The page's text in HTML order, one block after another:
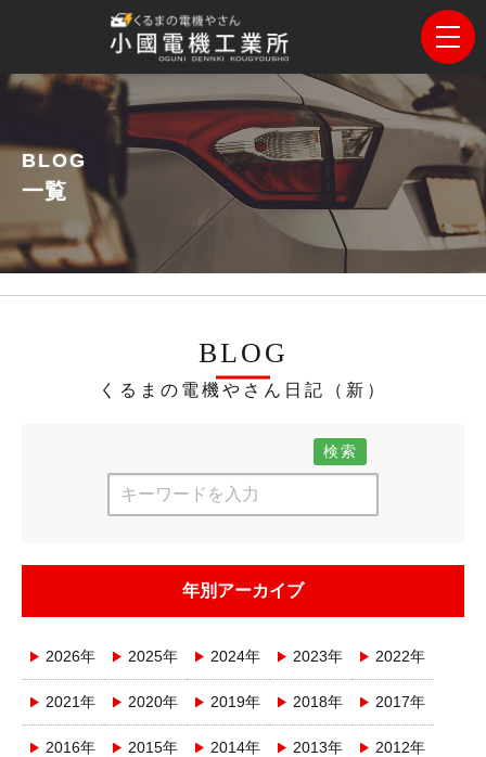
BLOG
一覧
BLOG
くるまの電機やさん日記（新）
検索
年別アーカイブ
2026年 2025年 2024年 2023年 2022年
2021年 2020年 2019年 2018年 2017年
2016年 2015年 2014年 2013年 2012年